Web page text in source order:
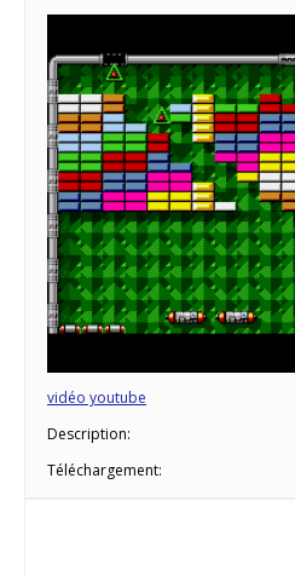
vidéo youtube
Description:
Téléchargement: